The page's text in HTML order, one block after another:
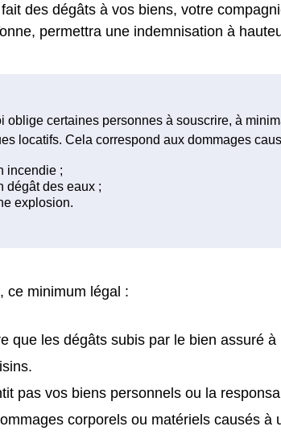
des dégâts à vos biens, votre
permettra une indemnisation à
oblige certaines personnes à souscrire, à
locatifs. Cela correspond aux dommages
ce minimum légal :
que les dégâts subis par le bien assuré
pas vos biens personnels ou la
corporels ou matériels causés à